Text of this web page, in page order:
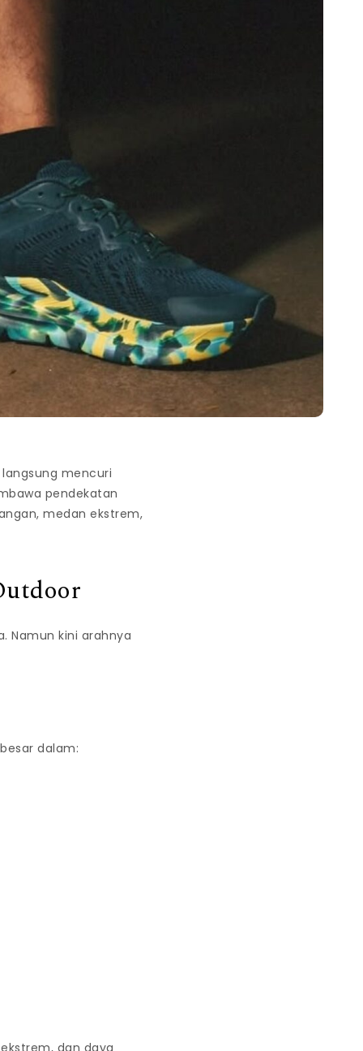
mencuri
pendekatan
medan ekstrem,
Namun kini arahnya
dalam: